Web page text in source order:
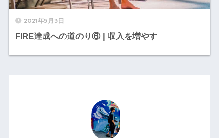
2021年5月3日
FIRE達成への道のり⑥ | 収入を増やす